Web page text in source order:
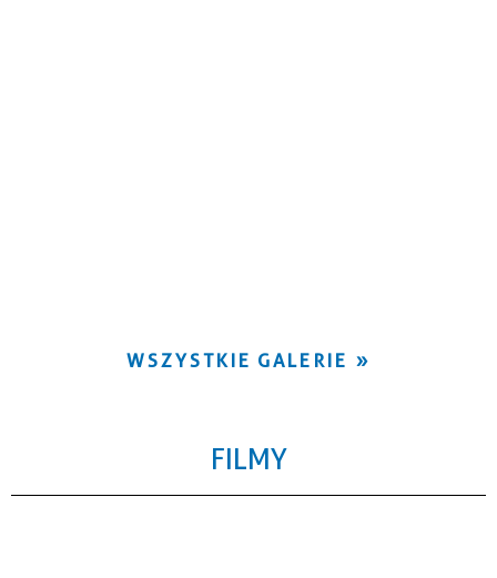
WSZYSTKIE GALERIE
FILMY